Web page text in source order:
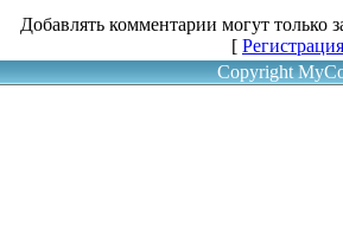
Добавлять комментарии могут только
[ Регистрация
Copyright